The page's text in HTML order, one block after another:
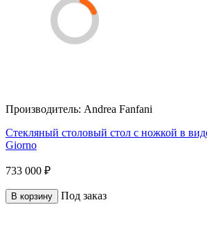
Производитель: Andrea Fanfani
Стекляный столовый стол с ножкой в
Giorno
733 000 ₽
В корзину Под заказ